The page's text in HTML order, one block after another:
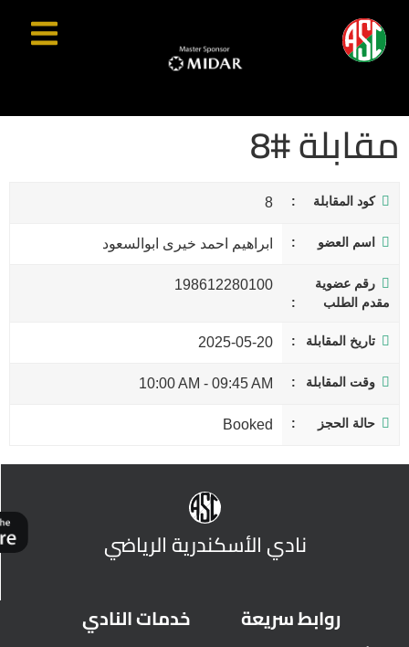
مقابلة #8
كود المقابلة 8
اسم العضو ابراهيم احمد خيرى ابوالسعود
رقم عضوية
مقدم الطلب
198612280100
تاريخ المقابلة 2025-05-20
وقت المقابلة 09:45 AM
-
10:00 AM
حالة الحجز Booked
نادي الأسكندرية الرياضي
روابط سريعة خدمات النادي